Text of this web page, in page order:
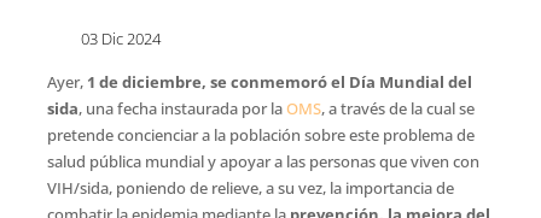
03 Dic 2024
Ayer, 1 de diciembre, se conmemoró el Día Mundial del
sida, una fecha instaurada por laOMS, a través de la cual se
pretende concienciar a la población sobre este problema de
salud pública mundial y apoyar a las personas que viven con
VIH/sida, poniendo de relieve, a su vez, la importancia de